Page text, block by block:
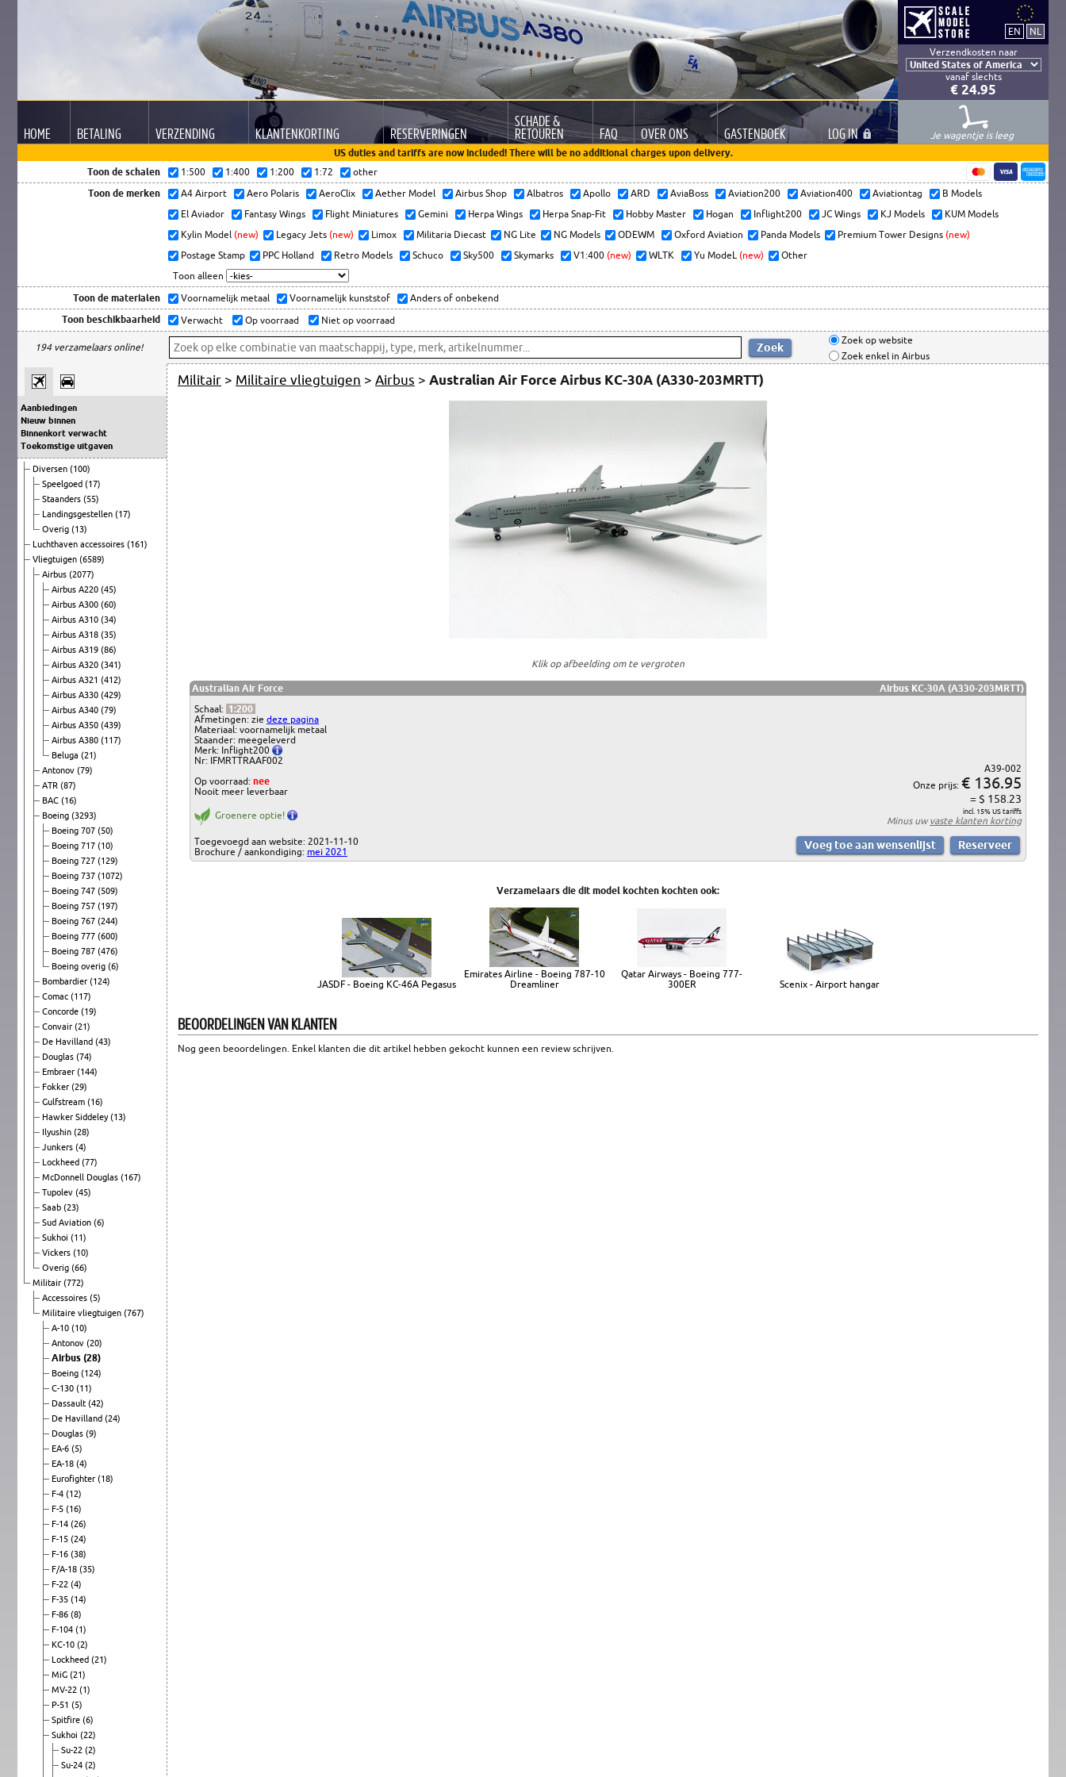
Verzendkosten naar
vanaf slechts
€ 24.95
HOME BETALING VERZENDING KLANTENKORTING RESERVERINGEN
SCHADE &
RETOUREN FAQ OVER ONS GASTENBOEK LOGIN
Je wagentje is leeg
US duties and tariffs are now included! There will be no additional charges upon delivery.
Toon de schalen
1:500 1:400 1:200 1:72 other
Toon de merken A4 Airport Aero Polaris AeroClix Aether Model Airbus Shop Albatros Apollo ARD AviaBoss Aviation200 Aviation400 Aviationtag
B Models
El Aviador
Fantasy Wings Flight Miniatures Gemini Herpa Wings Herpa Snap-Fit Hobby Master Hogan Inflight200 JC Wings KJ Models
KUM Models
Kylin Model (new) Legacy Jets (new) Limox Militaria Diecast NG Lite NG Models ODEWM Oxford Aviation Panda Models Premium Tower Designs (new)
Postage Stamp
PPC Holland Retro Models Schuco Sky500 Skymarks V1:400 (new) WLTK Yu ModeL (new)
Other
Toon alleen
Toon de materialen Voornamelijk metaal Voornamelijk kunststof Anders of onbekend
Toon beschikbaarheid Verwacht Op voorraad Niet op voorraad
194 verzamelaars online!
Zoek op website
Zoek enkel in Airbus
Aanbiedingen
Nieuw binnen
Binnenkort verwacht
Toekomstige uitgaven
Diversen (100)
Speelgoed (17)
Staanders (55)
Landingsgestellen (17)
Overig (13)
Luchthaven accessoires (161)
Vliegtuigen (6589)
Airbus (2077)
Airbus A220 (45)
Airbus A300 (60)
Airbus A310 (34)
Airbus A318 (35)
Airbus A319 (86)
Airbus A320 (341)
Airbus A321 (412)
Airbus A330 (429)
Airbus A340 (79)
Airbus A350 (439)
Airbus A380 (117)
Beluga (21)
Antonov (79)
ATR (87)
BAC (16)
Boeing (3293)
Boeing 707 (50)
Boeing 717 (10)
Boeing 727 (129)
Boeing 737 (1072)
Boeing 747 (509)
Boeing 757 (197)
Boeing 767 (244)
Boeing 777 (600)
Boeing 787 (476)
Boeing overig (6)
Bombardier (124)
Comac (117)
Concorde (19)
Convair (21)
De Havilland (43)
Douglas (74)
Embraer (144)
Fokker (29)
Gulfstream (16)
Hawker Siddeley(13)
Ilyushin (28)
Junkers (4)
Lockheed (77)
McDonnell Douglas (167)
Tupolev (45)
Saab (23)
Sud Aviation (6)
Sukhoi (11)
Vickers (10)
Overig (66)
Militair (772)
Accessoires (5)
Militaire vliegtuigen (767)
A-10 (10)
Antonov (20)
Airbus (28)
Boeing (124)
C-130 (11)
Dassault (42)
De Havilland (24)
Douglas (9)
EA-6 (5)
EA-18 (4)
Eurofighter (18)
F-4 (12)
F-5 (16)
F-14 (26)
F-15 (24)
F-16 (38)
F/A-18 (35)
F-22 (4)
F-35 (14)
F-86 (8)
F-104 (1)
KC-10 (2)
Lockheed (21)
MiG (21)
MV-22 (1)
P-51 (5)
Spitfire (6)
Sukhoi (22)
Su-22 (2)
Su-24 (2)
Militair > Militaire vliegtuigen > Airbus > Australian Air Force Airbus KC-30A (A330-203MRTT)
Klik op afbeelding om te vergroten
Australian Air Force
Airbus KC-30A (A330-203MRTT)
Schaal: 1:200
Afmetingen: zie deze pagina
Materiaal: voornamelijk metaal
Staander: meegeleverd
Merk: Inflight200
Nr: IFMRTTRAAF002
Op voorraad: nee
Nooit meer leverbaar
Groenere optie!
Toegevoegd aan website: 2021-11-10
Brochure / aankondiging: mei 2021
A39-002
Onze prijs: € 136.95
= $ 158.23
incl. 15% US tariffs
Minus uwvaste klanten korting
Verzamelaars die dit model kochten kochten ook:
JASDF - Boeing KC-46A Pegasus
Emirates Airline - Boeing 787-10
Dreamliner
Qatar Airways - Boeing 777-
300ER
Scenix - Airport hangar
BEOORDELINGEN VAN KLANTEN
Nog geen beoordelingen. Enkel klanten die dit artikel hebben gekocht kunnen een review schrijven.